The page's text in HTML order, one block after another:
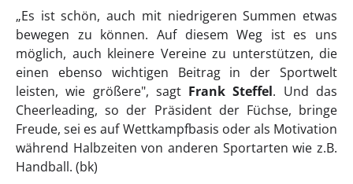
„Es ist schön, auch mit niedrigeren Summen etwas
bewegen zu können. Auf diesem Weg ist es uns
möglich, auch kleinere Vereine zu unterstützen, die
einen ebenso wichtigen Beitrag in der Sportwelt
leisten, wie größere", sagt Frank Steffel. Und das
Cheerleading, so der Präsident der Füchse, bringe
Freude, sei es auf Wettkampfbasis oder als Motivation
während Halbzeiten von anderen Sportarten wie z.B.
Handball. (bk)